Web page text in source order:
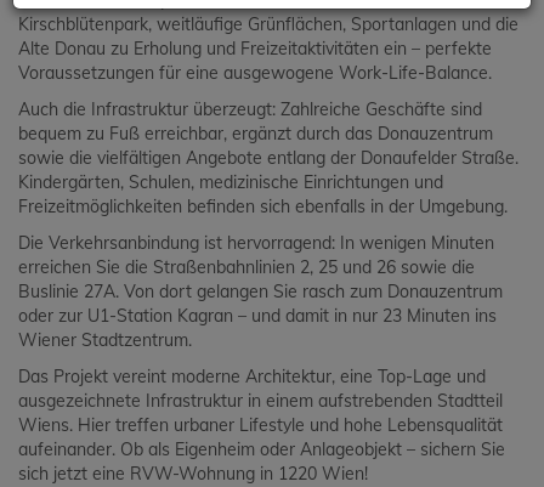
Kirschblütenpark, weitläufige Grünflächen, Sportanlagen und die
Alte Donau zu Erholung und Freizeitaktivitäten ein – perfekte
Voraussetzungen für eine ausgewogene Work-Life-Balance.
Auch die Infrastruktur überzeugt: Zahlreiche Geschäfte sind
bequem zu Fuß erreichbar, ergänzt durch das Donauzentrum
sowie die vielfältigen Angebote entlang der Donaufelder Straße.
Kindergärten, Schulen, medizinische Einrichtungen und
Freizeitmöglichkeiten befinden sich ebenfalls in der Umgebung.
Die Verkehrsanbindung ist hervorragend: In wenigen Minuten
erreichen Sie die Straßenbahnlinien 2, 25 und 26 sowie die
Buslinie 27A. Von dort gelangen Sie rasch zum Donauzentrum
oder zur U1-Station Kagran – und damit in nur 23 Minuten ins
Wiener Stadtzentrum.
Das Projekt vereint moderne Architektur, eine Top-Lage und
ausgezeichnete Infrastruktur in einem aufstrebenden Stadtteil
Wiens. Hier treffen urbaner Lifestyle und hohe Lebensqualität
aufeinander. Ob als Eigenheim oder Anlageobjekt – sichern Sie
sich jetzt eine RVW-Wohnung in 1220 Wien!